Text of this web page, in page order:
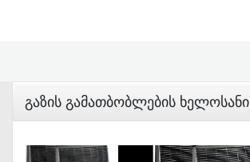
Გაზის Გამათბობლების Ხელოსანი